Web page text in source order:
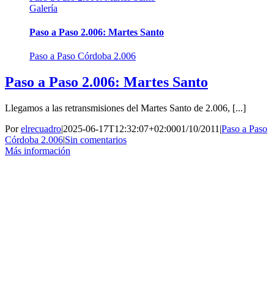
Galería
Paso a Paso 2.006: Martes Santo
Paso a Paso Córdoba 2.006
Paso a Paso 2.006: Martes Santo
Llegamos a las retransmisiones del Martes Santo de 2.006, [...]
Porelrecuadro|2025-06-17T12:32:07+02:0001/10/2011 |Paso a Paso
Córdoba 2.006|Sin comentarios
Más información